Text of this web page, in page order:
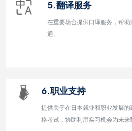
5.翻译服务
在重要场合提供口译服务，帮
通。
6.职业支持
提供关于在日本就业和职业发展
格考试，协助利用实习机会为未来